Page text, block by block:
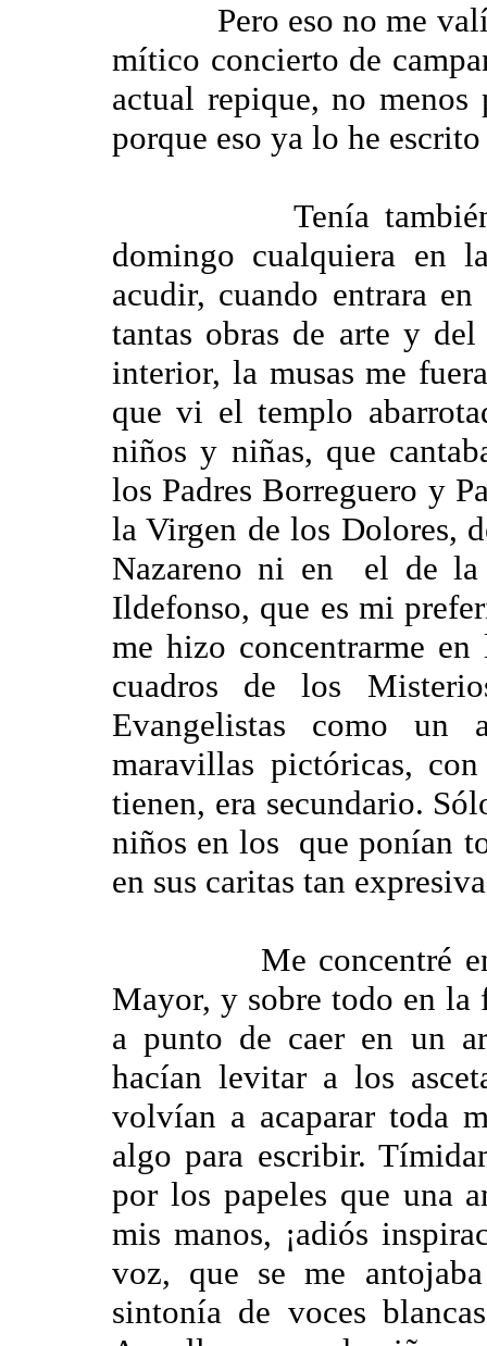
Pero eso no me valía,
mítico concierto de
actual repique, no
porque eso ya lo he
Tenía también
domingo cualquiera en
acudir, cuando entrara
tantas obras de arte y
interior, la musas me
que vi el templo
niños y niñas, que
los Padres Borreguero y
la Virgen de los Dolores,
Nazareno ni en el de la
Ildefonso, que es mi
me hizo concentrarme
cuadros de los
Evangelistas como un
maravillas pictóricas,
tienen, era secundario.
niños en los que ponían
en sus caritas tan
Me concentré en el
Mayor, y sobre todo en la
a punto de caer en un
hacían levitar a los
volvían a acaparar toda
algo para escribir.
por los papeles que una
mis manos, ¡adiós
voz, que se me
sintonía de voces